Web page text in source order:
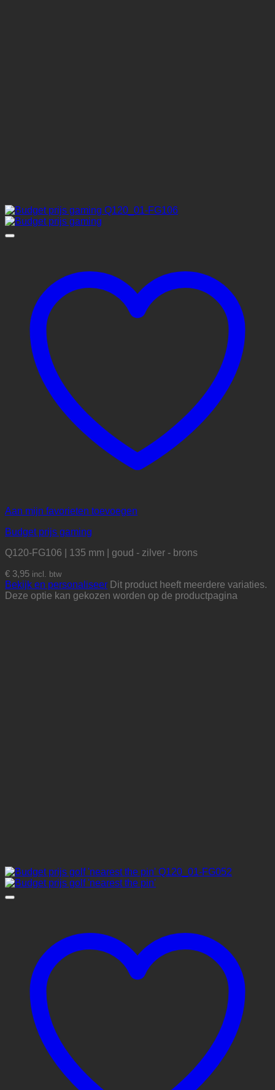
Aan mijn favorieten toevoegen
Budget prijs gaming
Q120-FG106 | 135 mm | goud - zilver - brons
€ 3,95 incl. btw
Bekijk en personaliseer Dit product heeft meerdere variaties.
Deze optie kan gekozen worden op de productpagina